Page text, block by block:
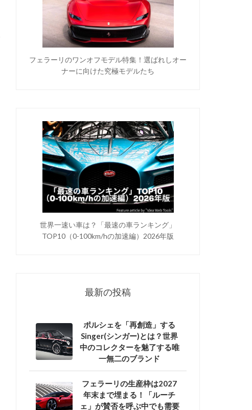
フェラーリのワンオフモデル特集！選ばれしオー
ナーに向けた究極モデルたち
世界一速い車は？「最速の車ランキング」
TOP10（0-100km/hの加速編）2026年版
最新の投稿
ポルシェを「再創造」する
Singer(シンガー)とは？世界
中のコレクターを魅了する唯
一無二のブランド
フェラーリの生産枠は2027
年末まで埋まる！「ルーチ
ェ」が賛否を呼ぶ中でも需要